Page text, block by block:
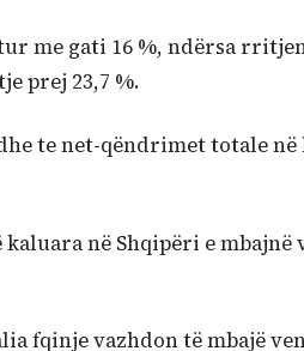
me gati 16 %, ndërsa
prej 23,7 %.
te net-qëndrimet totale në
në Shqipëri e
fqinje vazhdon të mbajë